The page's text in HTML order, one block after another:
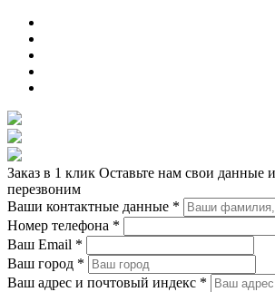
Заказ в 1 клик Оставьте нам свои данные
перезвоним
Ваши контактные данные *
Номер телефона *
Ваш Email *
Ваш город *
Ваш адрес и почтовый индекс *